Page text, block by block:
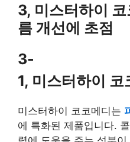
3, 미스터하이
름 개선에 초점
3-
1, 미스터하이 코
미스터하이 코코메디는
에 특화된 제품입니다.